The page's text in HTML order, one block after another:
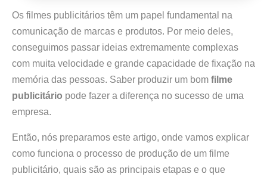
Os filmes publicitários têm um papel fundamental na
comunicação de marcas e produtos. Por meio deles,
conseguimos passar ideias extremamente complexas
com muita velocidade e grande capacidade de fixação na
memória das pessoas. Saber produzir um bom filme
publicitário pode fazer a diferença no sucesso de uma
empresa.
Então, nós preparamos este artigo, onde vamos explicar
como funciona o processo de produção de um filme
publicitário, quais são as principais etapas e o que